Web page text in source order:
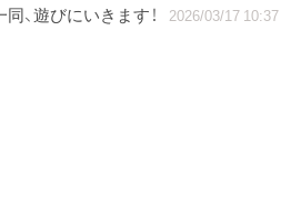
、遊びにいきます！ 2026/03/17 10:37